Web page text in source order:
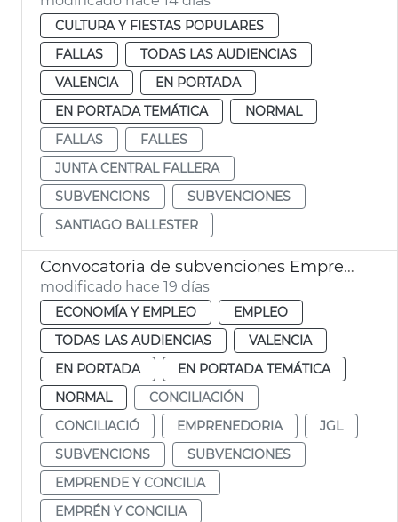
CULTURA Y FIESTAS POPULARES
FALLAS
TODAS LAS AUDIENCIAS
VALENCIA
EN PORTADA
EN PORTADA TEMÁTICA
NORMAL
FALLAS
FALLES
JUNTA CENTRAL FALLERA
SUBVENCIONS
SUBVENCIONES
SANTIAGO BALLESTER
Convocatoria de subvenciones Emprende y concilia
modificado hace 19 días
ECONOMÍA Y EMPLEO
EMPLEO
TODAS LAS AUDIENCIAS
VALENCIA
EN PORTADA
EN PORTADA TEMÁTICA
NORMAL
CONCILIACIÓN
CONCILIACIÓ
EMPRENEDORIA
JGL
SUBVENCIONS
SUBVENCIONES
EMPRENDE Y CONCILIA
EMPRÉN Y CONCILIA